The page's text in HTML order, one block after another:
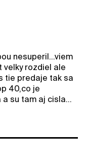
nesuperil...viem
velky rozdiel ale
tie predaje tak sa
40,co je
su tam aj cisla...